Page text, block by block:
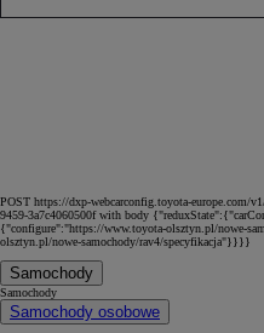
POST https://dxp-webcarconfig.toyota-europe.com/
9459-3a7c4060500f with body
{"configure":"https://www.toyota-olsztyn.pl/nowe-
olsztyn.pl/nowe-samochody/rav4/specyfikacja"}}}}
Samochody
Samochody
Samochody osobowe